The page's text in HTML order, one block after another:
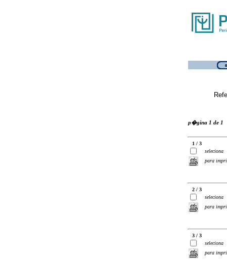
p�gina 1 de 1
1 / 3
seleciona
para
2 / 3
seleciona
para
3 / 3
seleciona
para